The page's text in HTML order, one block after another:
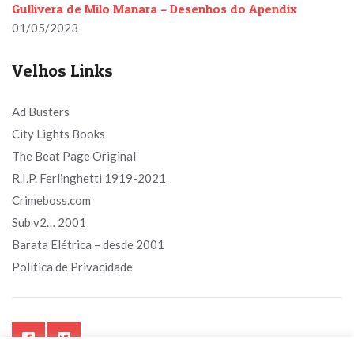
Gullivera de Milo Manara – Desenhos do Apendix
01/05/2023
Velhos Links
Ad Busters
City Lights Books
The Beat Page Original
R.I.P. Ferlinghetti 1919-2021
Crimeboss.com
Sub v2… 2001
Barata Elétrica – desde 2001
Política de Privacidade